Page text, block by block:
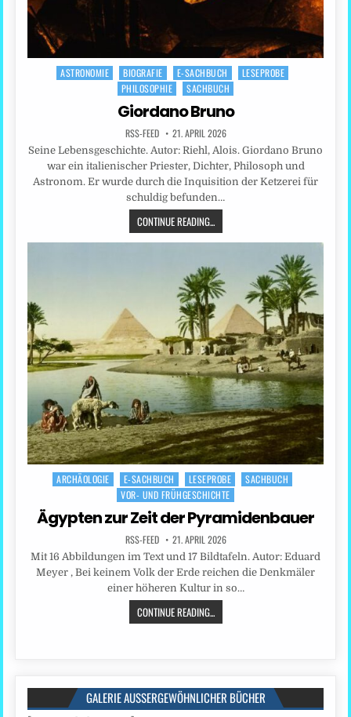
Posted
ASTRONOMIE BIOGRAFIE E-SACHBUCH
LESEPROBE
PHILOSOPHIE
SACHBUCH
Giordano Bruno
RSS-FEED 21. APRIL 2026
Seine Lebensgeschichte. Autor: Riehl, Alois. Giordano Bruno
war ein italienischer Priester, Dichter, Philosoph und
Astronom. Er wurde durch die Inquisition der Ketzerei für
schuldig befunden…
CONTINUE READING...
Posted
ARCHÄOLOGIE E-SACHBUCH LESEPROBE
SACHBUCH
VOR- UND FRÜHGESCHICHTE
Ägypten zur Zeit der Pyramidenbauer
RSS-FEED 21. APRIL 2026
Mit 16 Abbildungen im Text und 17 Bildtafeln. Autor: Eduard
Meyer , Bei keinem Volk der Erde reichen die Denkmäler
einer höheren Kultur in so…
CONTINUE READING...
GALERIE AUSSERGEWÖHNLICHER BÜCHER